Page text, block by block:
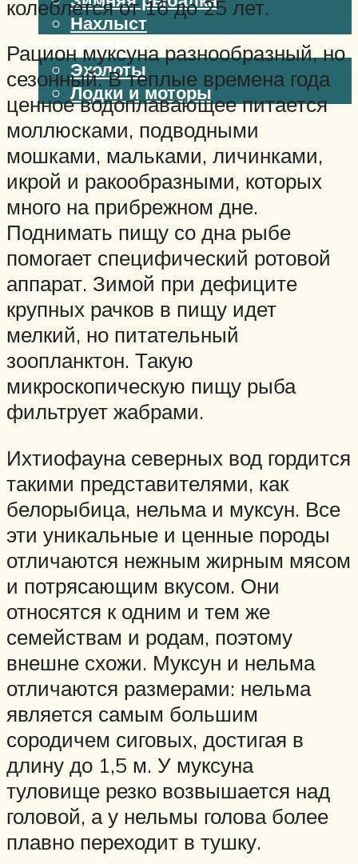
Нахлыст
Снаряжение
Эхолоты
Лодки и моторы
Узлы
Рецепты
Разное
Меню
колеблется от 16 до 25 лет.
Рацион муксуна разнообразный, но
сезонный. В теплые времена года
ценное водоплавающее питается
моллюсками, подводными
мошками, мальками, личинками,
икрой и ракообразными, которых
много на прибрежном дне.
Поднимать пищу со дна рыбе
помогает специфический ротовой
аппарат. Зимой при дефиците
крупных рачков в пищу идет
мелкий, но питательный
зоопланктон. Такую
микроскопическую пищу рыба
фильтрует жабрами.
Ихтиофауна северных вод гордится
такими представителями, как
белорыбица, нельма и муксун. Все
эти уникальные и ценные породы
отличаются нежным жирным мясом
и потрясающим вкусом. Они
относятся к одним и тем же
семействам и родам, поэтому
внешне схожи. Муксун и нельма
отличаются размерами: нельма
является самым большим
сородичем сиговых, достигая в
длину до 1,5 м. У муксуна
туловище резко возвышается над
головой, а у нельмы голова более
плавно переходит в тушку.